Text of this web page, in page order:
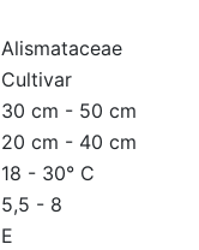
Alismataceae
Cultivar
30 cm - 50 cm
20 cm - 40 cm
18 - 30° C
5,5 - 8
E